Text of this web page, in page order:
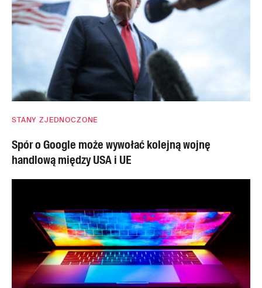
STANY ZJEDNOCZONE
Spór o Google może wywołać kolejną wojnę
handlową między USA i UE